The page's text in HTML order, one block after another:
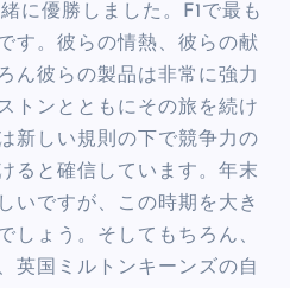
に優勝しました。F1で最も
す。彼らの情熱、彼らの献
ん彼らの製品は非常に強力
トンとともにその旅を続け
新しい規則の下で競争力の
ると確信しています。年末
いですが、この時期を大き
しょう。そしてもちろん、
英国ミルトンキーンズの自